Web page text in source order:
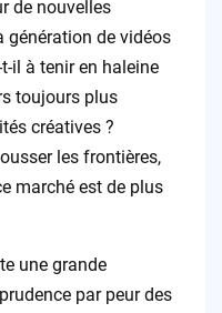
de nouvelles
de vidéos
il à tenir en haleine
toujours plus
créatives ?
les frontières,
marché est de plus
une grande
par peur des